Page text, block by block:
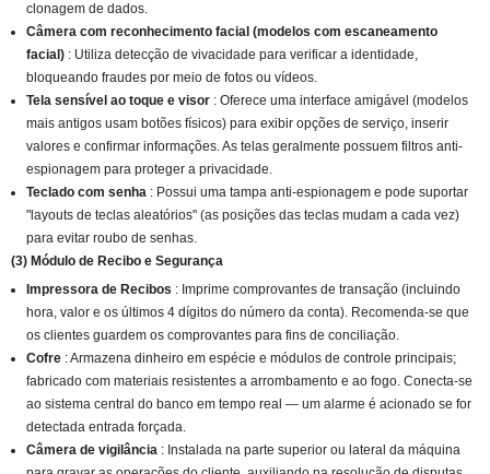
clonagem de dados.
Câmera com reconhecimento facial (modelos com escaneamento
facial) : Utiliza detecção de vivacidade para verificar a identidade,
bloqueando fraudes por meio de fotos ou vídeos.
Tela sensível ao toque e visor : Oferece uma interface amigável (modelos
mais antigos usam botões físicos) para exibir opções de serviço, inserir
valores e confirmar informações. As telas geralmente possuem filtros anti-
espionagem para proteger a privacidade.
Teclado com senha : Possui uma tampa anti-espionagem e pode suportar
"layouts de teclas aleatórios" (as posições das teclas mudam a cada vez)
para evitar roubo de senhas.
(3) Módulo de Recibo e Segurança
Impressora de Recibos : Imprime comprovantes de transação (incluindo
hora, valor e os últimos 4 dígitos do número da conta). Recomenda-se que
os clientes guardem os comprovantes para fins de conciliação.
Cofre : Armazena dinheiro em espécie e módulos de controle principais;
fabricado com materiais resistentes a arrombamento e ao fogo. Conecta-se
ao sistema central do banco em tempo real — um alarme é acionado se for
detectada entrada forçada.
Câmera de vigilância : Instalada na parte superior ou lateral da máquina